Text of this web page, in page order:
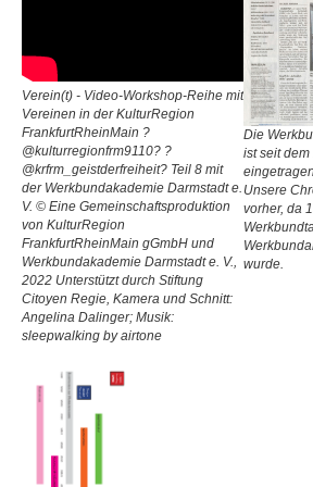
Verein(t) - Video-Workshop-Reihe mit
Vereinen in der KulturRegion
FrankfurtRheinMain ?
@kulturregionfrm9110? ?
@krfrm_geistderfreiheit? Teil 8 mit
der Werkbundakademie Darmstadt e.
V. © Eine Gemeinschaftsproduktion
von KulturRegion
FrankfurtRheinMain gGmbH und
Werkbundakademie Darmstadt e. V.,
2022 Unterstützt durch Stiftung
Citoyen Regie, Kamera und Schnitt:
Angelina Dalinger; Musik:
sleepwalking by airtone
Die
ist seit
Unsere
vorher, da
wurde.